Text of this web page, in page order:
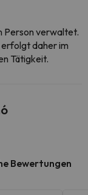
Person verwaltet.
daher im
Tätigkeit.
Bewertungen